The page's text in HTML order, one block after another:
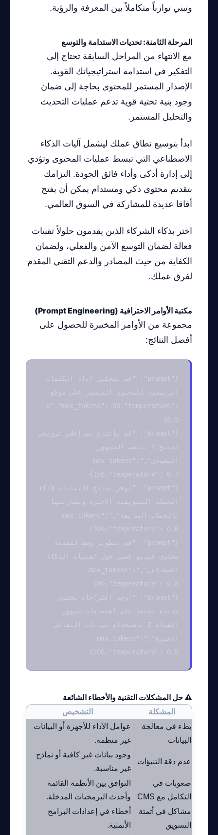
وتبني توازناً متكاملاً بين المعرفة والرؤية.
المرحلة الثامنة: تحديات الاستدامة والتوسع
مع الانتهاء من المراحل السابقة تحتاج إلى
التفكير في استدامة استراتيجياتك القوية.
الإصدار المستمر للمحتوى بحاجة إلى ضمان
وجود بنية تحتية قوية تدعم عمليات التحديث
والتحليل المستمر.
ابدأ بتوسيع نطاق عملك ليشمل آليات الذكاء
الاصطناعي التي تبسط عمليات المحتوى وتؤدي
إلى إدارة أذكى وأداء فائق الجودة. التزامك
بتقديم محتوى ذكي ومستدام يمكن أن يفتح
أفاقا عديدة للمشاركة في السوق العالمي.
اختر بذكاء الشركاء الذين يقدمون حلولاً تقنيات
فعالة لضمان التوسع الآمن والفعلي، ولضمان
الكفاية من حيث المصادر والدعم التقني المقدم
لفرق عملك.
مكتبة الأوامر الاحترافية (Prompt Engineering)
مجموعة من الأوامر المختبرة للحصول على
أفضل النتائج:
{"prompt": "قم بتحليل أداء الكلمات
الرئيسية للمحتوى المنشور على موقع
X","max_tokens": 60,"temperature":
0.5}
{"prompt": "قم بإنتاج نص إعلان ترويجي
لمنتج Y يناسب الجمهور
السعودي","max_tokens":
150,"temperature": 0.7}
{"prompt": "توفر نماذج البيانات لأداء
الحملة التسويقية الأخيرة ومقارنتها
بالحملات السابقة","max_tokens":
100,"temperature": 0.6}
{"prompt": "قم بتطوير وصف لمقدمة
محتوى فيديو قصير حول تقنيات الذكاء
الاصطناعي","max_tokens":
80,"temperature": 0.8}
{"prompt": "أوجد اقتراحات محتوى
جديدة تعتمد على اهتمامات جمهور
القناة Z باستخدام بيانات التفاعل
الاخيرة","max_tokens":
200,"temperature": 0.5}
⚠️ حل المشكلات التقنية والأخطاء الشائعة
المشكلة
التشخيص
بطء في معالجة
البيانات
عوامل الأداء للأجهزة أو البيانات
غير منظمة.
عدم دقة التنبؤات
وجود بيانات غير كافية أو نماذج
غير مناسبة.
صعوبات في
التكامل مع CMS
التوافق بين الأنظمة القائمة
وأحدث البرمجيات المدخلة.
مشاكل في أتمتة
التسويق
أخطاء في إعدادات البرامج
الأتمتية.